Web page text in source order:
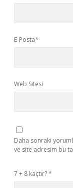
E-Posta*
Web Sitesi
Daha sonraki
ve site adresim bu
7 + 8 kaçtır?*